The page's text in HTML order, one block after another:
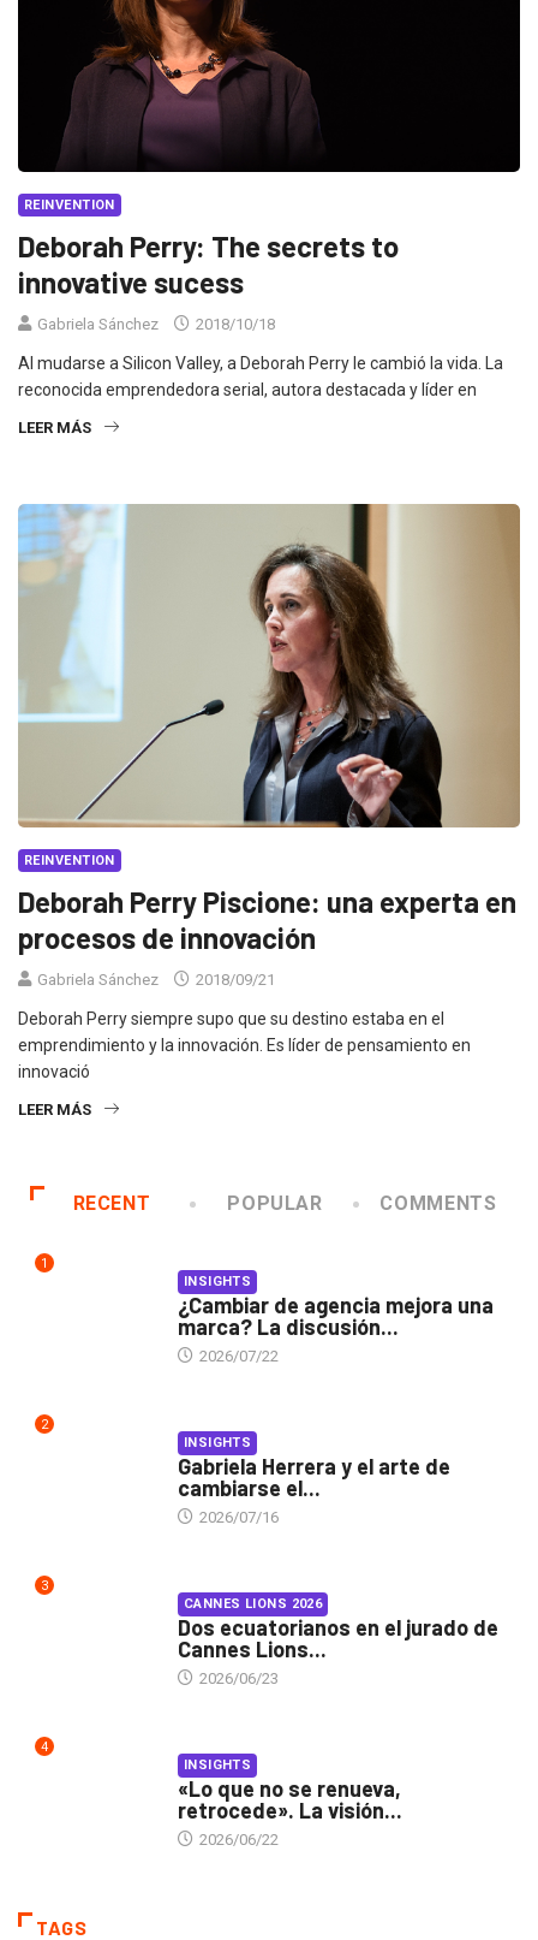
REINVENTION
Deborah Perry: The secrets to
innovative sucess
Gabriela Sánchez 2018/10/18
Al mudarse a Silicon Valley, a Deborah Perry le cambió la vida. La
reconocida emprendedora serial, autora destacada y líder en
LEER MÁS
REINVENTION
Deborah Perry Piscione: una experta en
procesos de innovación
Gabriela Sánchez 2018/09/21
Deborah Perry siempre supo que su destino estaba en el
emprendimiento y la innovación. Es líder de pensamiento en
innovació
LEER MÁS
RECENT POPULAR COMMENTS
1
INSIGHTS
¿Cambiar de agencia mejora una
marca? La discusión...
2026/07/22
2
INSIGHTS
Gabriela Herrera y el arte de
cambiarse el...
2026/07/16
3
CANNES LIONS 2026
Dos ecuatorianos en el jurado de
Cannes Lions...
2026/06/23
4
INSIGHTS
«Lo que no se renueva,
retrocede». La visión...
2026/06/22
TAGS